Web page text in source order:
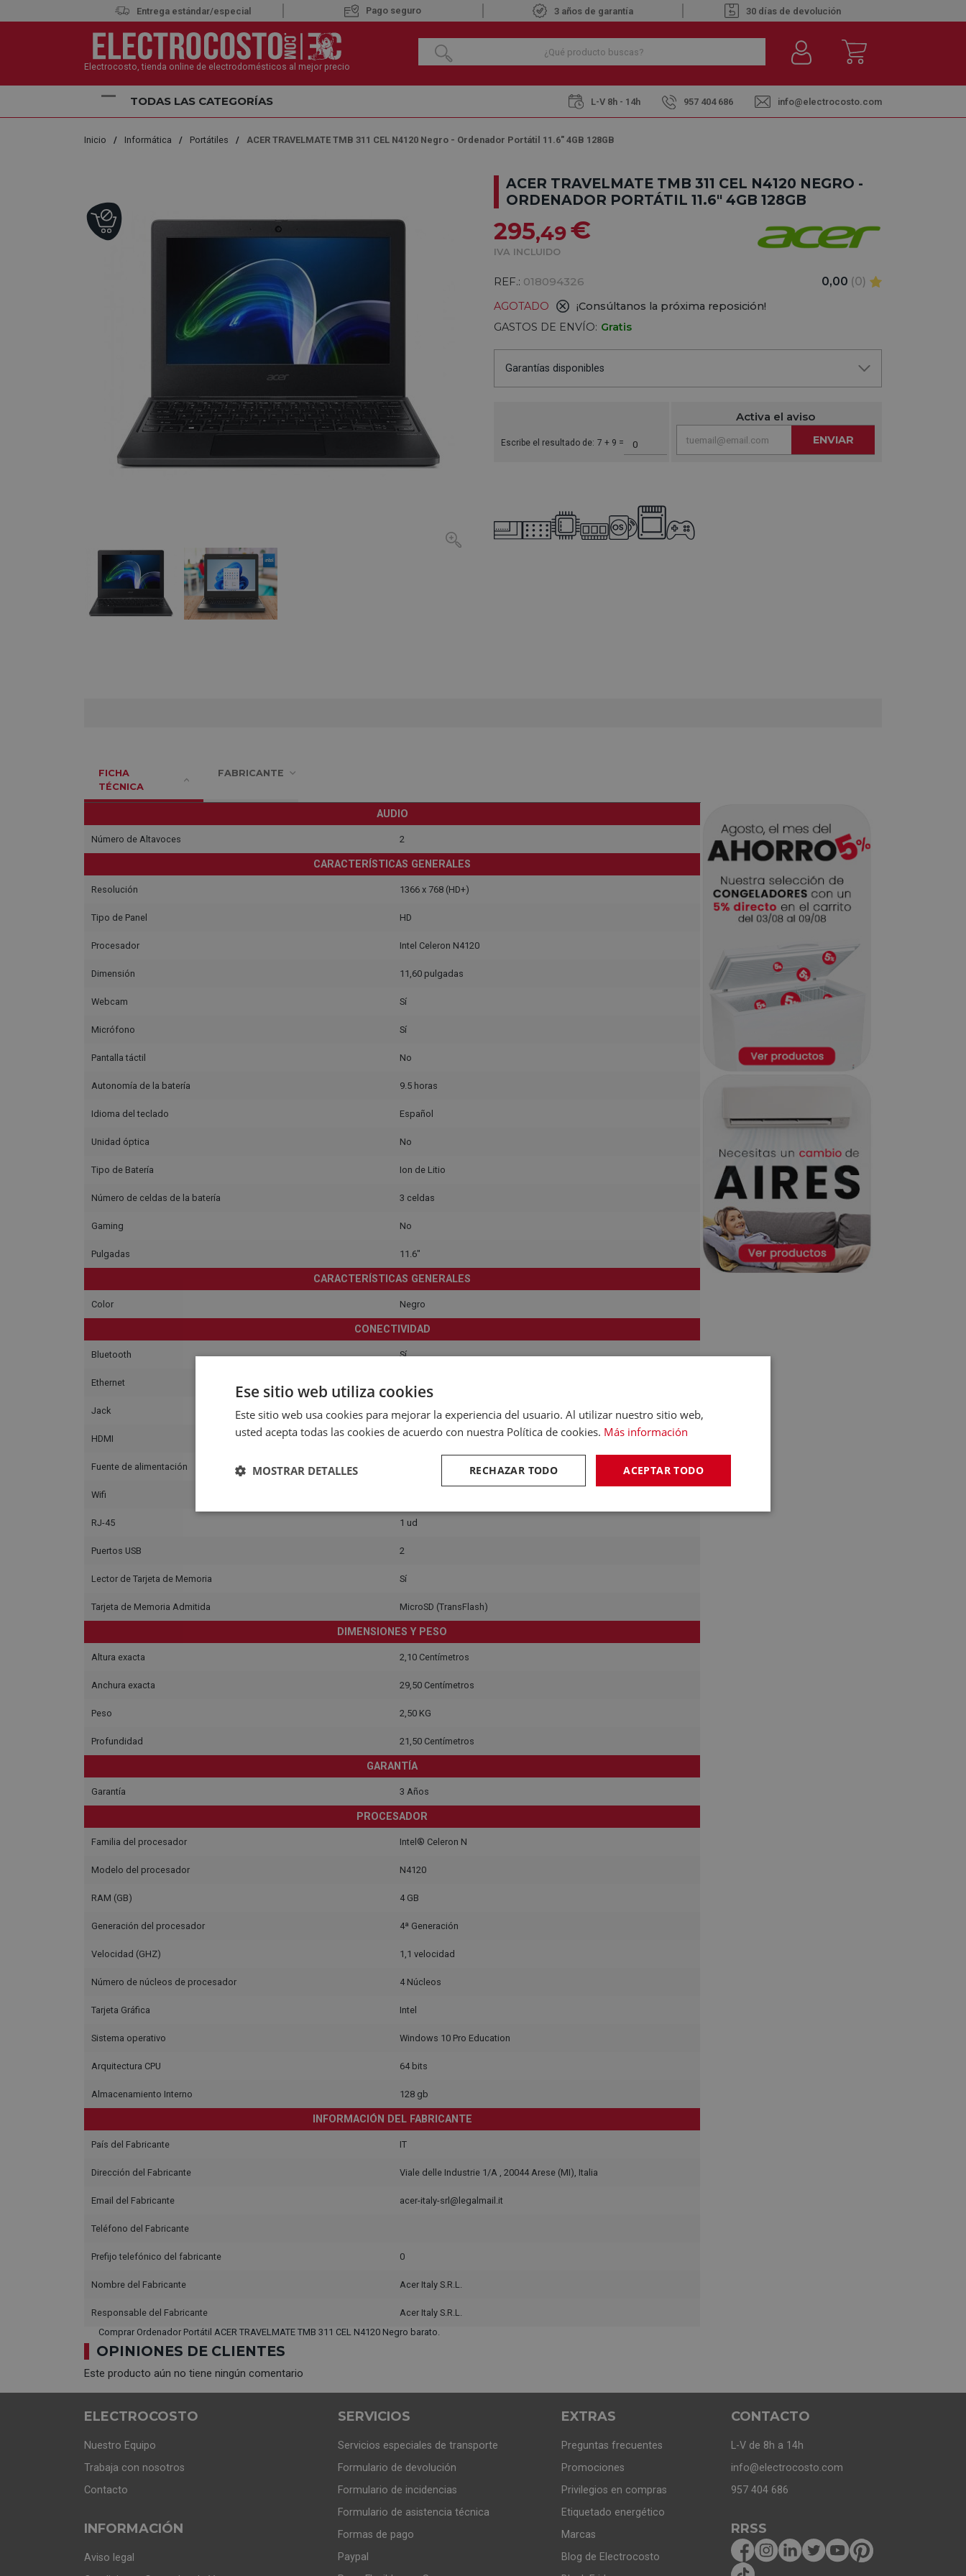
Entrega estándar/especial Pago seguro 3 años de garantía 30 días de devolución
Electrocosto, tienda online de electrodomésticos al mejor precio
TODAS LAS CATEGORÍAS L-V 8h - 14h 957 404 686 info@electrocosto.com
Inicio Informática Portátiles ACER TRAVELMATE TMB 311 CEL N4120 Negro - Ordenador Portátil 11.6" 4GB 128GB
ACER TRAVELMATE TMB 311 CEL N4120 NEGRO -
ORDENADOR PORTÁTIL 11.6" 4GB 128GB
295,49€
IVA INCLUIDO
REF.: 018094326 0,00 (0)
AGOTADO
¡Consúltanos la próxima reposición!
GASTOS DE ENVÍO: Gratis
Garantías disponibles
Escribe el resultado de: 7 + 9 =
Activa el aviso
ENVIAR
FICHA
TÉCNICA
FABRICANTE
AUDIO
Número de Altavoces 2
CARACTERÍSTICAS GENERALES
Resolución 1366 x 768 (HD+)
Tipo de Panel HD
Procesador Intel Celeron N4120
Dimensión 11,60 pulgadas
Webcam Sí
Micrófono Sí
Pantalla táctil No
Autonomía de la batería 9.5 horas
Idioma del teclado Español
Unidad óptica No
Tipo de Batería Ion de Litio
Número de celdas de la batería 3 celdas
Gaming No
Pulgadas 11.6"
CARACTERÍSTICAS GENERALES
Color Negro
CONECTIVIDAD
Bluetooth Sí
Ethernet
Jack
HDMI 1
Fuente de alimentación
Wifi
RJ-45 1 ud
Puertos USB 2
Lector de Tarjeta de Memoria Sí
Tarjeta de Memoria Admitida MicroSD (TransFlash)
DIMENSIONES Y PESO
Altura exacta 2,10 Centímetros
Anchura exacta 29,50 Centímetros
Peso 2,50 KG
Profundidad 21,50 Centímetros
GARANTÍA
Garantía 3 Años
PROCESADOR
Familia del procesador Intel® Celeron N
Modelo del procesador N4120
RAM (GB) 4 GB
Generación del procesador 4ª Generación
Velocidad (GHZ) 1,1 velocidad
Número de núcleos de procesador 4 Núcleos
Tarjeta Gráfica Intel
Sistema operativo Windows 10 Pro Education
Arquitectura CPU 64 bits
Almacenamiento Interno 128 gb
INFORMACIÓN DEL FABRICANTE
País del Fabricante IT
Dirección del Fabricante Viale delle Industrie 1/A , 20044 Arese (MI), Italia
Email del Fabricante acer-italy-srl@legalmail.it
Teléfono del Fabricante
Prefijo telefónico del fabricante 0
Nombre del Fabricante Acer Italy S.R.L.
Responsable del Fabricante
Acer Italy S.R.L.
Comprar Ordenador Portátil ACER TRAVELMATE TMB 311 CEL N4120 Negro barato.
OPINIONES DE CLIENTES
Este producto aún no tiene ningún comentario
ELECTROCOSTO
Nuestro Equipo
Trabaja con nosotros
Contacto
INFORMACIÓN
Aviso legal
SERVICIOS
Servicios especiales de transporte
Formulario de devolución
Formulario de incidencias
Formulario de asistencia técnica
Formas de pago
Paypal
EXTRAS
Preguntas frecuentes
Promociones
Privilegios en compras
Etiquetado energético
Marcas
Blog de Electrocosto
CONTACTO
L-V de 8h a 14h
info@electrocosto.com
957 404 686
RRSS
Ese sitio web utiliza cookies
Este sitio web usa cookies para mejorar la experiencia del usuario. Al utilizar nuestro sitio web,
usted acepta todas las cookies de acuerdo con nuestra Política de cookies. Más información
ACEPTAR TODO
RECHAZAR TODO
MOSTRAR DETALLES